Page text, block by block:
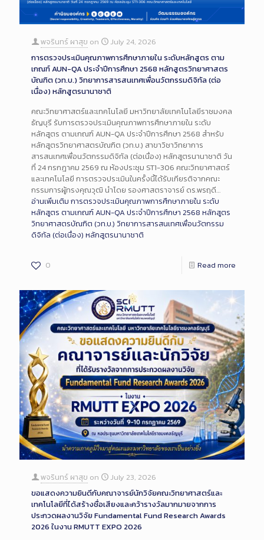
พจรินทร์ ผาสุข on
July 24, 2026
การตรวจประเมินคุณภาพการศึกษาภายใน ระดับหลักสูตร ตาม
เกณฑ์ AUN-QA ประจำปีการศึกษา 2568 หลักสูตรวิทยาศาสตร
บัณฑิต (วท.บ.) วิทยาการสารสนเทศเพื่อนวัตกรรมดิจิทัล (ต่อ
เนื่อง) หลักสูตรนานาชาติ
คณะวิทยาศาสตร์และเทคโนโลยี มหาวิทยาลัยเทคโนโลยีราชมงคล
ธัญบุรี รับการตรวจประเมินคุณภาพการศึกษาภายใน ระดับ
หลักสูตร ตามเกณฑ์ AUN-QA ประจำปีการศึกษา 2568 สำหรับ
หลักสูตรวิทยาศาสตรบัณฑิต (วท.บ.) สาขาวิชาวิทยาการ
สารสนเทศเพื่อนวัตกรรมดิจิทัล (ต่อเนื่อง) หลักสูตรนานาชาติ วัน
ที่ 24 กรกฎาคม 2569 ณ ห้องประชุม ST1-306 คณะวิทยาศาสตร์
และเทคโนโลยี การตรวจประเมินในครั้งนี้ได้รับเกียรติจากคณะ
กรรมการผู้ทรงคุณวุฒิ นำโดย รองศาสตราจารย์ ดร.พรฤดี…
อ่านเพิ่มเติม การตรวจประเมินคุณภาพการศึกษาภายใน ระดับ
หลักสูตร ตามเกณฑ์ AUN-QA ประจำปีการศึกษา 2568 หลักสูตร
วิทยาศาสตรบัณฑิต (วท.บ.) วิทยาการสารสนเทศเพื่อนวัตกรรม
ดิจิทัล (ต่อเนื่อง) หลักสูตรนานาชาติ
0 Read more
พจรินทร์ ผาสุข on
July 23, 2026
ขอแสดงความยินดีกับคณาจารย์นักวิจัยคณะวิทยาศาสตร์และ
เทคโนโลยีที่ได้สร้างชื่อเสียงและคว้ารางวัลมากมายจากการ
ประกวดผลงานวิจัย Fundamental Fund Research Awards
2026 ในงาน RMUTT EXPO 2026